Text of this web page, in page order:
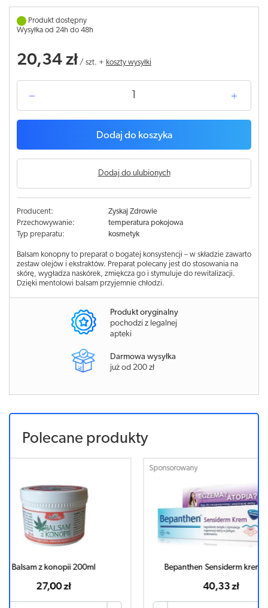
Produkt dostępny
Wysyłka od 24h do 48h
20,34 zł / szt. + koszty wysyłki
Dodaj do koszyka
Dodaj do ulubionych
Producent:
Zyskaj Zdrowie
Przechowywanie:
temperatura pokojowa
Typ preparatu:
kosmetyk
Balsam konopny to preparat o bogatej konsystencji – w składzie zawarto
zestaw olejów i ekstraktów. Preparat polecany jest do stosowania na
skórę, wygładza naskórek, zmiękcza go i stymuluje do rewitalizacji.
Dzięki mentolowi balsam przyjemnie chłodzi.
Produkt oryginalny
pochodzi z legalnej
apteki
Darmowa wysyłka
już od 200 zł
Polecane produkty
Bepanthen Sensiderm krem 20g